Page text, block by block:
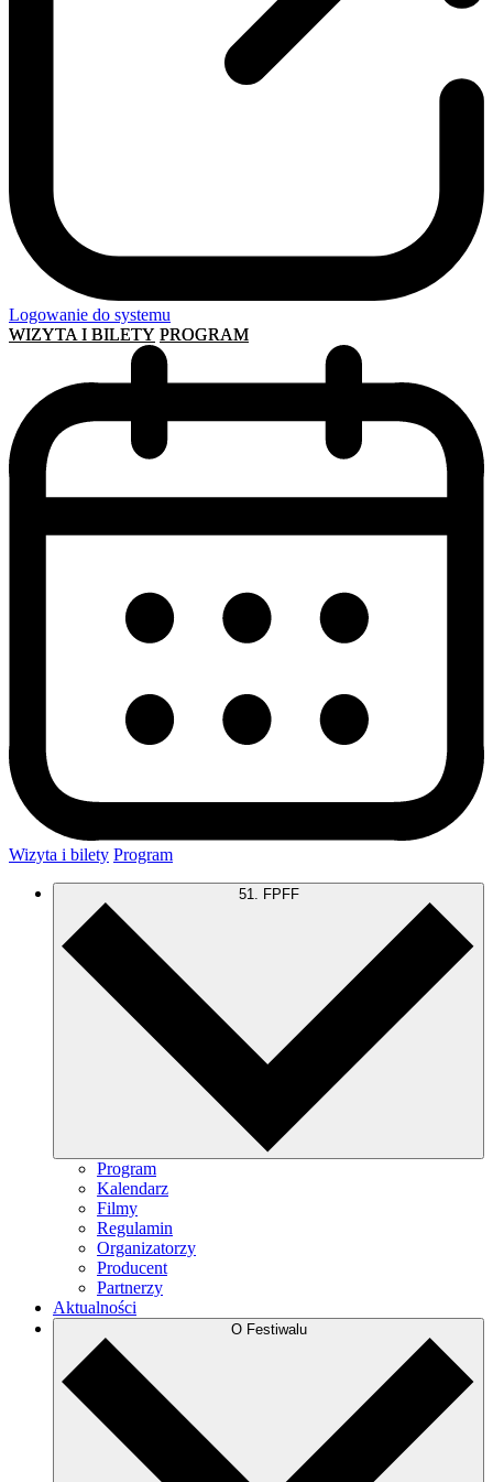
Logowanie do systemu
WIZYTA I BILETY PROGRAM
Wizyta i bilety Program
51. FPFF
Program
Kalendarz
Filmy
Regulamin
Organizatorzy
Producent
Partnerzy
Aktualności
O Festiwalu